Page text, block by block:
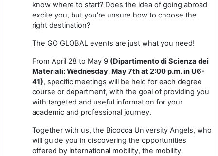
know where to start? Does the idea of going abroad
excite you, but you're unsure how to choose the
right destination?
The GO GLOBAL events are just what you need!
From April 28 to May 9 (Dipartimento di Scienza dei
Materiali: Wednesday, May 7th at 2:00 p.m. in U6-
41), specific meetings will be held for each degree
course or department, with the goal of providing you
with targeted and useful information for your
academic and professional journey.
Together with us, the Bicocca University Angels, who
will guide you in discovering the opportunities
offered by international mobility, the mobility